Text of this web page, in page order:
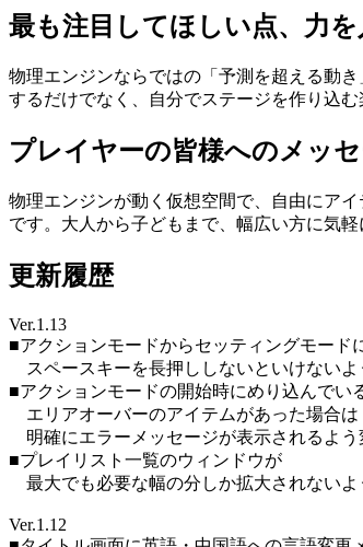
最も注目してほしい点、力
物理エンジンならではの「予測を超える動
するだけでなく、自分でステージを作り込む
プレイヤーの皆様へのメッ
物理エンジンが動く仮想空間で、自由にア
です。大人から子どもまで、幅広い方に気
更新履歴
Ver.1.13
■アクションモードからセッティングモード
スペースキーを長押ししないといけないよ
■アクションモードの開始時にめり込んでい
エリアオーバーのアイテムがあった場合は
明確にエラーメッセージが表示されるよう
■プレイリスト一覧のウィンドウが
最大でも必要な幅の分しか拡大されないよ
Ver.1.12